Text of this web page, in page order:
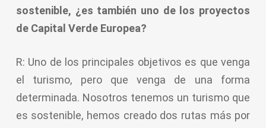
sostenible, ¿es también uno de los proyectos
de Capital Verde Europea?
R: Uno de los principales objetivos es que venga
el turismo, pero que venga de una forma
determinada. Nosotros tenemos un turismo que
es sostenible, hemos creado dos rutas más por